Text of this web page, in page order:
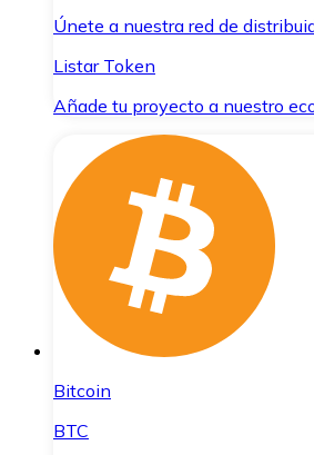
Únete a nuestra red de
Listar Token
Añade tu proyecto a nuestro
Bitcoin
BTC